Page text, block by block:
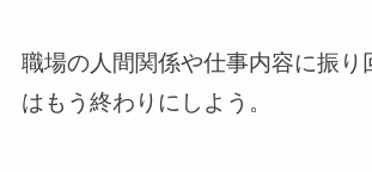
職場の人間関係や仕事内容に振り
はもう終わりにしよう。